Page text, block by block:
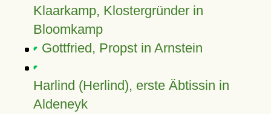
Klaarkamp, Klostergründer in
Bloomkamp
Gottfried, Propst in Arnstein
Harlind (Herlind), erste Äbtissin in
Aldeneyk